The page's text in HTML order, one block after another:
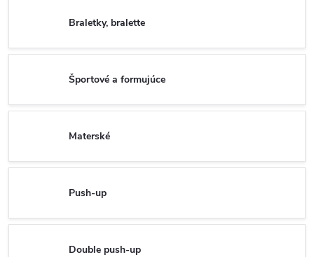
Braletky, bralette
Športové a formujúce
Materské
Push-up
Double push-up